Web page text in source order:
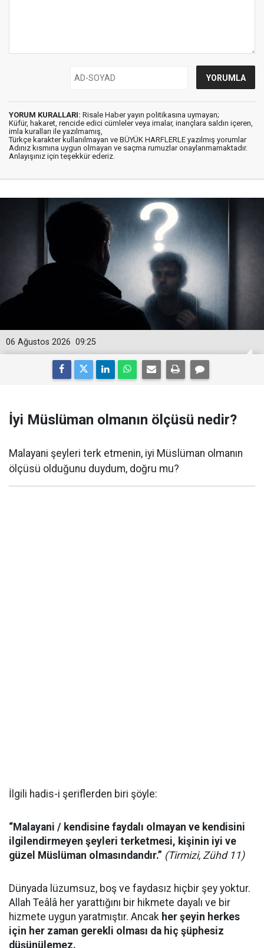
YORUM KURALLARI: Risale Haber yayın politikasına uymayan;
Küfür, hakaret, rencide edici cümleler veya imalar, inançlara saldırı içeren,
imla kuralları ile yazılmamış,
Türkçe karakter kullanılmayan ve BÜYÜK HARFLERLE yazılmış yorumlar
Adınız kısmına uygun olmayan ve saçma rumuzlar onaylanmamaktadır.
Anlayışınız için teşekkür ederiz.
09:25
06 Ağustos 2026
İyi Müslüman olmanın ölçüsü nedir?
Malayani şeyleri terk etmenin, iyi Müslüman olmanın
ölçüsü olduğunu duydum, doğru mu?
İlgili hadis-i şeriflerden biri şöyle:
“Malayani / kendisine faydalı olmayan ve kendisini
ilgilendirmeyen şeyleri terketmesi, kişinin iyi ve
güzel Müslüman olmasındandır.” (Tirmizi, Zühd 11)
Dünyada lüzumsuz, boş ve faydasız hiçbir şey yoktur.
Allah Teâlâ her yarattığını bir hikmete dayalı ve bir
hizmete uygun yaratmıştır. Ancak her şeyin herkes
için her zaman gerekli olması da hiç şüphesiz
düşünülemez.